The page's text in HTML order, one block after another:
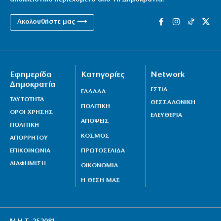
7|08|2026 | 17:15
Πυρκαγιές σε Μαρκόπουλο και Κόρινθο
7|08|2026 | 17:05
Ακολουθήστε μας ⟶
Εφημερίδα
Δημοκρατία
ΤΑΥΤΟΤΗΤΑ
ΟΡΟΙ ΧΡΗΣΗΣ
ΠΟΛΙΤΙΚΗ
ΑΠΟΡΡΗΤΟΥ
ΕΠΙΚΟΙΝΩΝΙΑ
ΔΙΑΦΗΜΙΣΗ
Κατηγορίες
ΕΛΛΑΔΑ
ΠΟΛΙΤΙΚΗ
ΑΠΟΨΕΙΣ
ΚΟΣΜΟΣ
ΠΡΩΤΟΣΕΛΙΔΑ
ΟΙΚΟΝΟΜΙΑ
Η ΘΕΣΗ ΜΑΣ
Network
ΕΣΤΙΑ
ΘΕΣΣΑΛΟΝΙΚΗ
ΕΛΕΥΘΕΡΙΑ